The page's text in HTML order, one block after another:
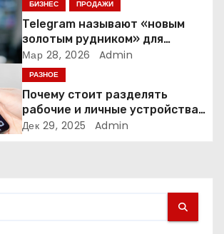
БИЗНЕС ПРОДАЖИ
Telegram называют «новым
золотым рудником» для
креаторов: как блогеры
создают онлайн-бизнес
Мар 28, 2026 Admin
РАЗНОЕ
Почему стоит разделять
рабочие и личные устройства
— и чем опасно всё смешивать
Дек 29, 2025 Admin